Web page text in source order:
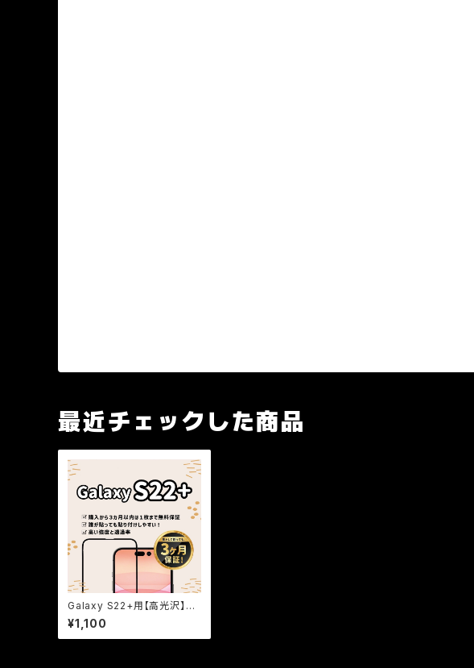
最近チェックした商品
Galaxy S22+用【高光沢】保
証付きガラスフィルム『鎧』全
面フルカバー
¥1,100